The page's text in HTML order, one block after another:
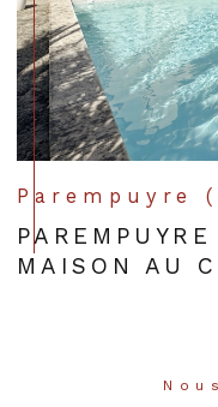
Parempuyre
MAISON AU